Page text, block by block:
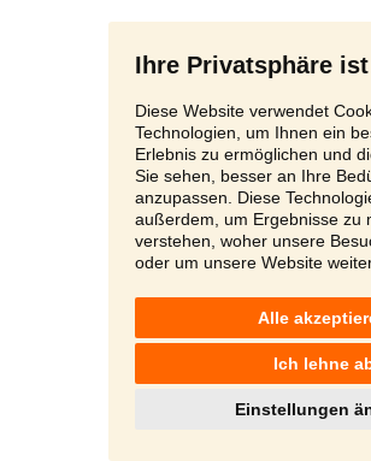
Ihre Privatsphäre
Diese Website verwendet
Technologien, um Ihnen ein
Erlebnis zu ermöglichen und
Sie sehen, besser an Ihre
anzupassen. Diese
außerdem, um Ergebnisse zu
verstehen, woher unsere
oder um unsere Website
Alle
Ich lehne
Einstellungen